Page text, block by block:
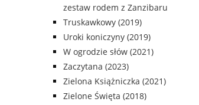
zestaw rodem z Zanzibaru
Truskawkowy (2019)
Uroki koniczyny (2019)
W ogrodzie słów (2021)
Zaczytana (2023)
Zielona Książniczka (2021)
Zielone Święta (2018)